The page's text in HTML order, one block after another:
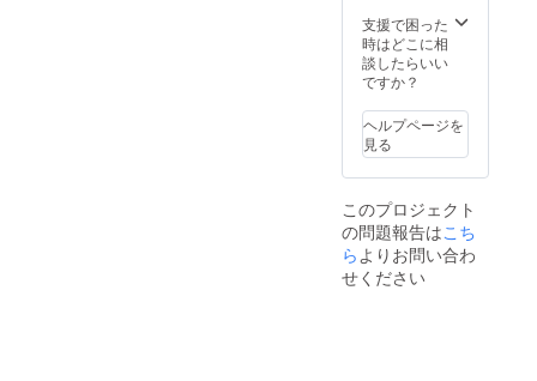
荷日含
む60日
解凍後2
日（解
む） ・
保存方
法 冷
凍 ・原
卵、砂
糖、加
工乳、
マスカ
ルポー
癖にな
る博多
明太
子 ×
田中の
青混海
苔 甘
わり磯
の香
り ×
1 6.
ぱりぱ
き3種
SETは
生もの
です。
限に限
りがご
届け先
をご入
力いた
だく際
に、備
予期せ
ぬ事態
により
遅れる
場合が
ござい
ます。
承知く
ださ
い。
ないた
めに、
15℃以
下の冷
暗所で
保管し
さい。
●お酒は
20歳を
こえて
から。
●妊娠
中・授
200ml
１本
2.
贈答用
3.
紙 ●原
材料由
来の成
分が沈
殿する
ことが
ありま
茜」の
リ
キュー
ルを是
わって
みてく
ださ
い！ リ
内容：
1.
梅酒
MIYAYO
な赤
色、甘
酸っぱ
いさわ
香り、
濃厚な
味わい
の中に
をすっ
きりさ
せる独
自の酸
味。市
種”露
茜”で漬
け込ん
だ
YOSHI
」。今
回、ご
支援い
た方専
用で、
追加生
産いた
しま
支援で困った
時はどこに相
談したらいい
ですか？
ヘルプページを
見る
このプロジェクト
の問題報告はこち
ら よりお問い合わ
せください